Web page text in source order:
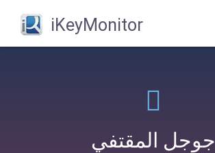
iKeyMonitor
جوجل المقتفي